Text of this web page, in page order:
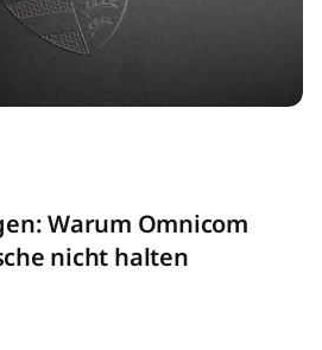
Warum Omnicom
nicht halten